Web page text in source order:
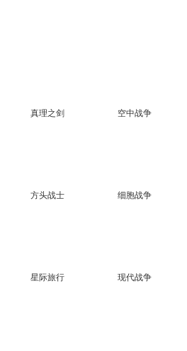
真理之剑 空中战争
方头战士 细胞战争
星际旅行 现代战争